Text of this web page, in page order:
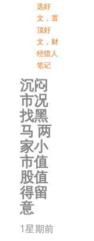
选好
文 ， 置
顶好
文 ， 财
经猎人
笔记
沉闷
市况
找黑
马 两
家小
市值
股值
得留
意
1星期前